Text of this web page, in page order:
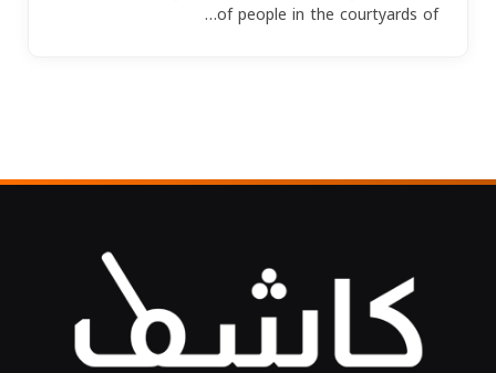
of people in the courtyards of…